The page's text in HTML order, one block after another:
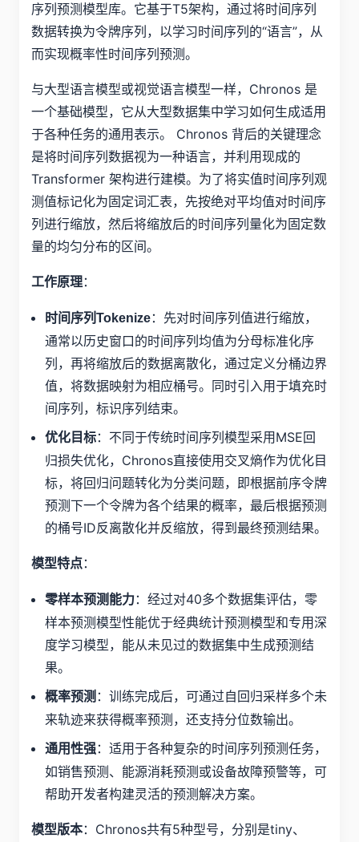
序列预测模型库。它基于T5架构，通过将时间序列
数据转换为令牌序列，以学习时间序列的“语言”，从
而实现概率性时间序列预测。
与大型语言模型或视觉语言模型一样，Chronos 是
一个基础模型，它从大型数据集中学习如何生成适用
于各种任务的通用表示。 Chronos 背后的关键理念
是将时间序列数据视为一种语言，并利用现成的
Transformer 架构进行建模。为了将实值时间序列观
测值标记化为固定词汇表，先按绝对平均值对时间序
列进行缩放，然后将缩放后的时间序列量化为固定数
量的均匀分布的区间。
工作原理：
时间序列Tokenize：先对时间序列值进行缩放，
通常以历史窗口的时间序列均值为分母标准化序
列，再将缩放后的数据离散化，通过定义分桶边界
值，将数据映射为相应桶号。同时引入用于填充时
间序列， 标识序列结束。
优化目标：不同于传统时间序列模型采用MSE回
归损失优化，Chronos直接使用交叉熵作为优化目
标，将回归问题转化为分类问题，即根据前序令牌
预测下一个令牌为各个结果的概率，最后根据预测
的桶号ID反离散化并反缩放，得到最终预测结果。
模型特点：
零样本预测能力：经过对40多个数据集评估，零
样本预测模型性能优于经典统计预测模型和专用深
度学习模型，能从未见过的数据集中生成预测结
果。
概率预测 ：训练完成后，可通过自回归采样多个未
来轨迹来获得概率预测，还支持分位数输出。
通用性强：适用于各种复杂的时间序列预测任务，
如销售预测、能源消耗预测或设备故障预警等，可
帮助开发者构建灵活的预测解决方案。
模型版本：Chronos共有5种型号，分别是tiny、